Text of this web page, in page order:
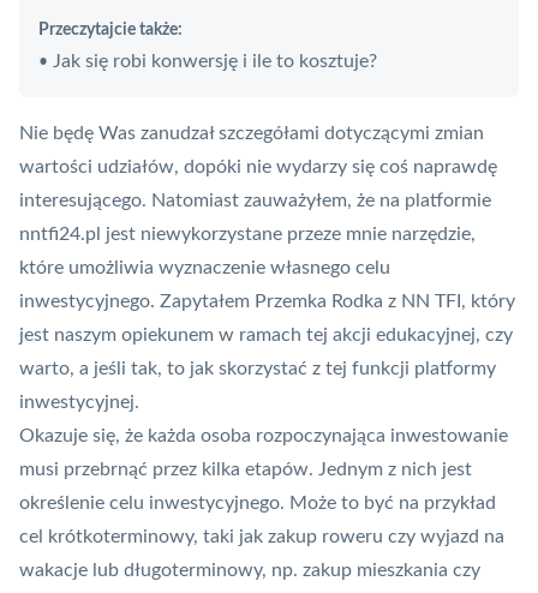
Przeczytajcie także:
• Jak się robi konwersję i ile to kosztuje?
Nie będę Was zanudzał szczegółami dotyczącymi zmian
wartości udziałów, dopóki nie wydarzy się coś naprawdę
interesującego. Natomiast zauważyłem, że na platformie
nntfi24.pl jest niewykorzystane przeze mnie narzędzie,
które umożliwia wyznaczenie własnego celu
inwestycyjnego. Zapytałem Przemka Rodka z NN TFI, który
jest naszym opiekunem w ramach tej akcji edukacyjnej, czy
warto, a jeśli tak, to jak skorzystać z tej funkcji platformy
inwestycyjnej.
Okazuje się, że każda osoba rozpoczynająca inwestowanie
musi przebrnąć przez kilka etapów. Jednym z nich jest
określenie celu inwestycyjnego. Może to być na przykład
cel krótkoterminowy, taki jak zakup roweru czy wyjazd na
wakacje lub długoterminowy, np. zakup mieszkania czy